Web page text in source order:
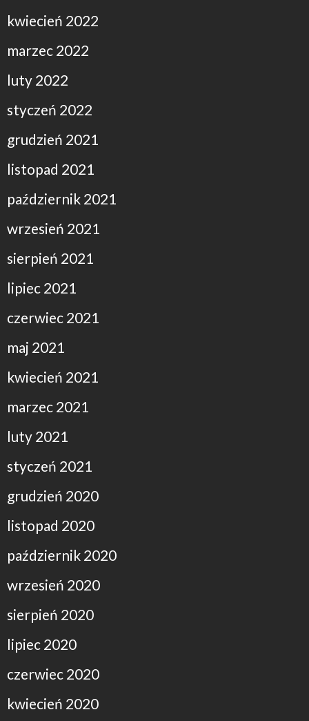
kwiecień 2022
marzec 2022
luty 2022
styczeń 2022
grudzień 2021
listopad 2021
październik 2021
wrzesień 2021
sierpień 2021
lipiec 2021
czerwiec 2021
maj 2021
kwiecień 2021
marzec 2021
luty 2021
styczeń 2021
grudzień 2020
listopad 2020
październik 2020
wrzesień 2020
sierpień 2020
lipiec 2020
czerwiec 2020
kwiecień 2020